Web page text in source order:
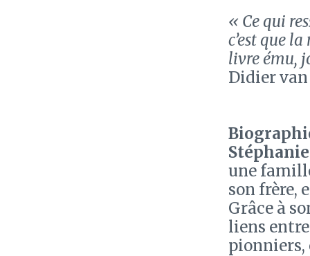
« Ce qui
c’est que
livre ému,
Didier
une
son frère,
Grâce à
liens
pionniers,